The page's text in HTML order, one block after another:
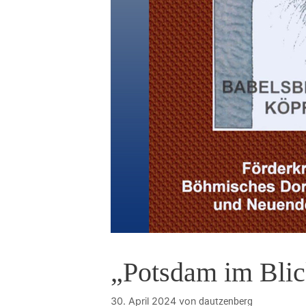
„Potsdam im
30. April 2024 von dautzenberg